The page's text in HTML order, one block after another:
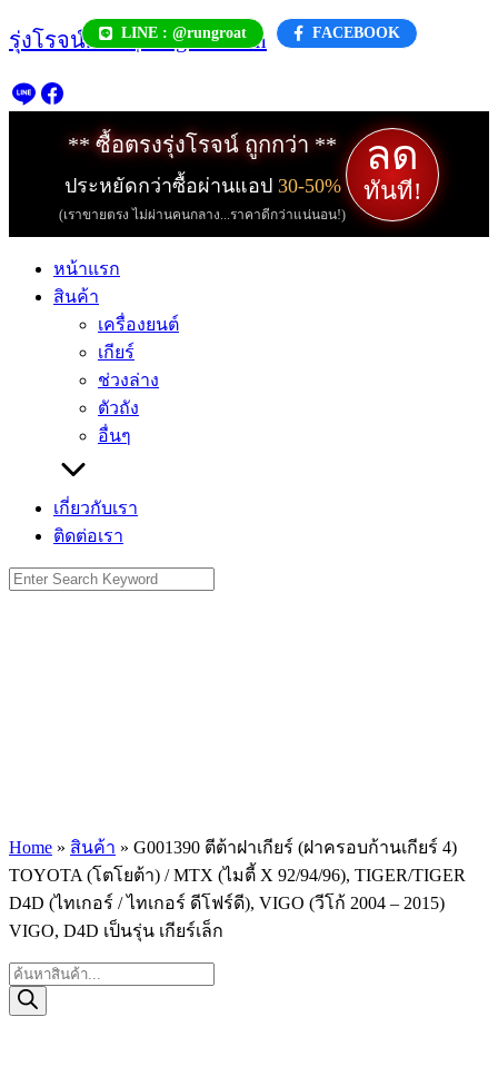
Skip
to
LINE : @rungroat FACEBOOK
รุ่งโรจน์.com | rungroat.com
** ซื้อตรงรุ่งโรจน์ ถูกกว่า **
ประหยัดกว่าซื้อผ่านแอป 30-50%
(เราขายตรง ไม่ผ่านคนกลาง...ราคาดีกว่าแน่นอน!)
ลด
ทันที!
หน้าแรก
สินค้า
เครื่องยนต์
เกียร์
ช่วงล่าง
ตัวถัง
อื่นๆ
เกี่ยวกับเรา
ติดต่อเรา
Search
for:
Home » สินค้า » G001390 ตีต้าฝาเกียร์ (ฝาครอบก้านเกียร์ 4)
TOYOTA (โตโยต้า) / MTX (ไมตี้ X 92/94/96), TIGER/TIGER
D4D (ไทเกอร์ / ไทเกอร์ ดีโฟร์ดี), VIGO (วีโก้ 2004 – 2015)
VIGO, D4D เป็นรุ่น เกียร์เล็ก
Products
search